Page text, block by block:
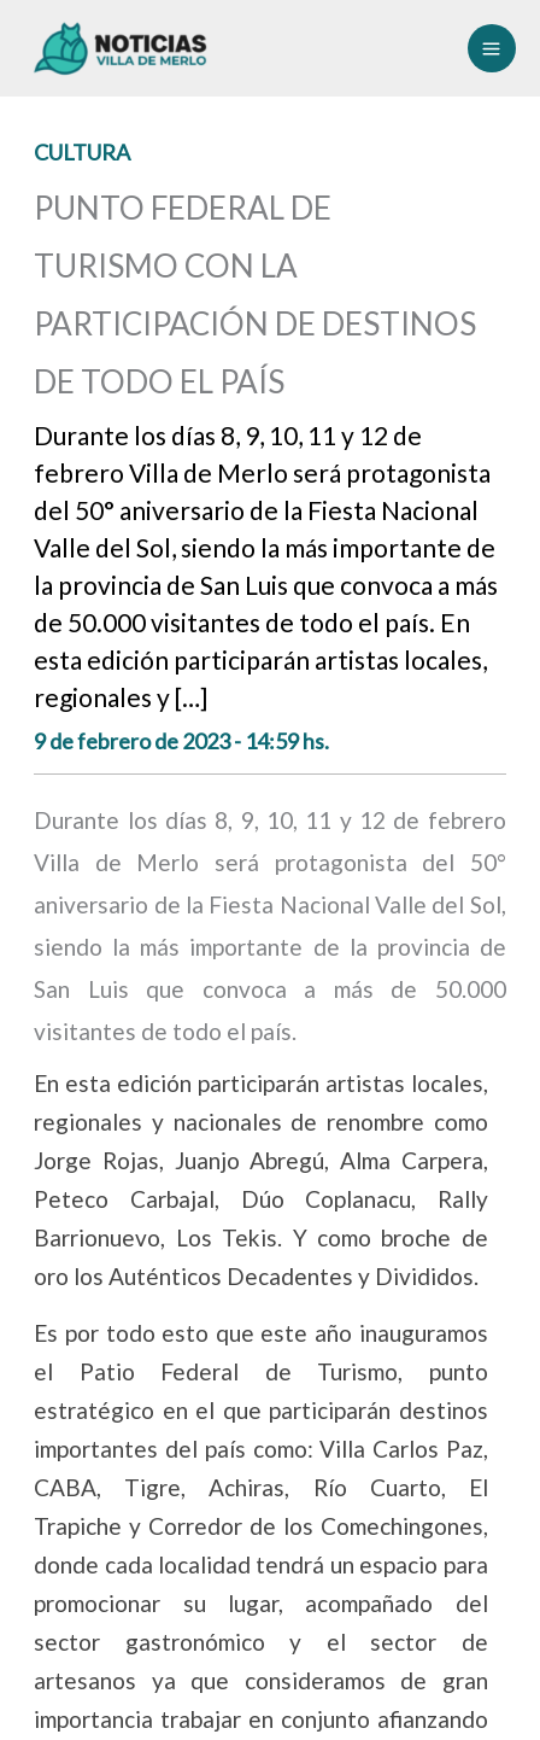
CULTURA
PUNTO FEDERAL DE
TURISMO CON LA
PARTICIPACIÓN DE DESTINOS
DE TODO EL PAÍS
Durante los días 8, 9, 10, 11 y 12 de
febrero Villa de Merlo será protagonista
del 50° aniversario de la Fiesta Nacional
Valle del Sol, siendo la más importante de
la provincia de San Luis que convoca a más
de 50.000 visitantes de todo el país. En
esta edición participarán artistas locales,
regionales y […]
9 de febrero de 2023 - 14:59 hs.
Durante los días 8, 9, 10, 11 y 12 de febrero
Villa de Merlo será protagonista del 50°
aniversario de la Fiesta Nacional Valle del Sol,
siendo la más importante de la provincia de
San Luis que convoca a más de 50.000
visitantes de todo el país.
En esta edición participarán artistas locales,
regionales y nacionales de renombre como
Jorge Rojas, Juanjo Abregú, Alma Carpera,
Peteco Carbajal, Dúo Coplanacu, Rally
Barrionuevo, Los Tekis. Y como broche de
oro los Auténticos Decadentes y Divididos.
Es por todo esto que este año inauguramos
el Patio Federal de Turismo, punto
estratégico en el que participarán destinos
importantes del país como: Villa Carlos Paz,
CABA, Tigre, Achiras, Río Cuarto, El
Trapiche y Corredor de los Comechingones,
donde cada localidad tendrá un espacio para
promocionar su lugar, acompañado del
sector gastronómico y el sector de
artesanos ya que consideramos de gran
importancia trabajar en conjunto afianzando